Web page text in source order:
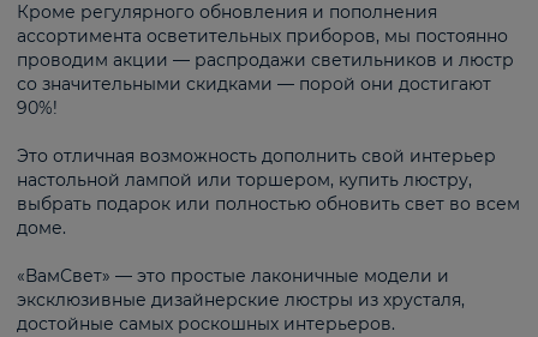
Кроме регулярного обновления и пополнения
ассортимента осветительных приборов, мы постоянно
проводим акции — распродажи светильников и люстр
со значительными скидками — порой они достигают
90%!
Это отличная возможность дополнить свой интерьер
настольной лампой или торшером, купить люстру,
выбрать подарок или полностью обновить свет во всем
доме.
«ВамСвет» — это простые лаконичные модели и
эксклюзивные дизайнерские люстры из хрусталя,
достойные самых роскошных интерьеров.